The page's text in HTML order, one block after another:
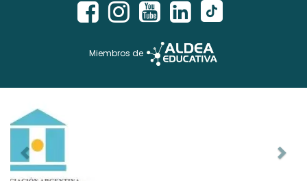
Miembros de